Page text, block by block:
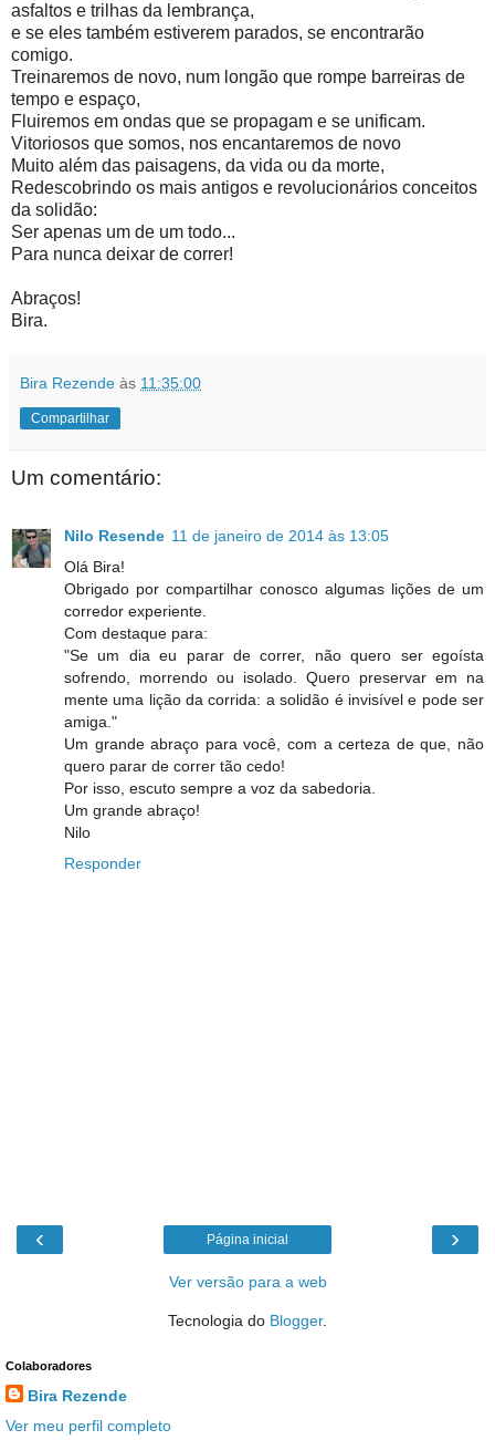
asfaltos e trilhas da lembrança,
e se eles também estiverem parados, se encontrarão
comigo.
Treinaremos de novo, num longão que rompe barreiras de
tempo e espaço,
Fluiremos em ondas que se propagam e se unificam.
Vitoriosos que somos, nos encantaremos de novo
Muito além das paisagens, da vida ou da morte,
Redescobrindo os mais antigos e revolucionários conceitos
da solidão:
Ser apenas um de um todo...
Para nunca deixar de correr!
Abraços!
Bira.
Bira Rezende às 11:35:00
Compartilhar
Um comentário:
Nilo Resende 11 de janeiro de 2014 às 13:05
Olá Bira!
Obrigado por compartilhar conosco algumas lições de um
corredor experiente.
Com destaque para:
"Se um dia eu parar de correr, não quero ser egoísta
sofrendo, morrendo ou isolado. Quero preservar em na
mente uma lição da corrida: a solidão é invisível e pode ser
amiga."
Um grande abraço para você, com a certeza de que, não
quero parar de correr tão cedo!
Por isso, escuto sempre a voz da sabedoria.
Um grande abraço!
Nilo
Responder
‹ ›
Página inicial
Ver versão para a web
Tecnologia do Blogger.
Colaboradores
Bira Rezende
Ver meu perfil completo